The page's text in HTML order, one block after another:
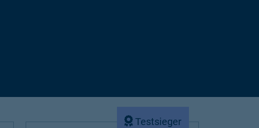
Testsieger